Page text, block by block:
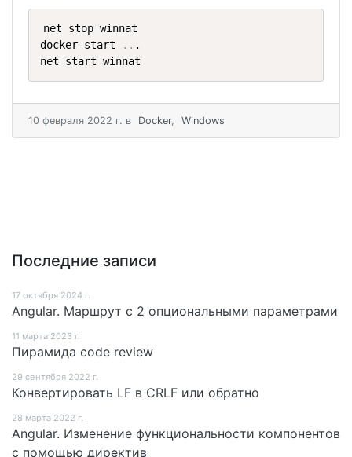
Последние записи
17 октября 2024 г.
Angular. Маршрут c 2 опциональными параметрами
11 мартa 2023 г.
Пирамида code review
29 сентября 2022 г.
Конвертировать LF в CRLF или обратно
28 мартa 2022 г.
Angular. Изменение функциональности компонентов
с помощью директив
net stop winnat
docker start
.. .
net start winnat
10 февраля 2022 г. в Docker, Windows